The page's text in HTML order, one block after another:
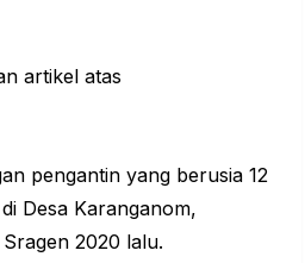
pengantin yang berusia 12
Desa Karanganom,
2020 lalu.